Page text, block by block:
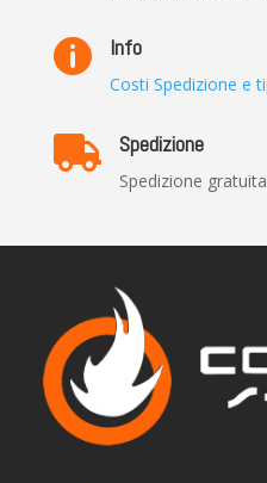
 Info
Costi Spedizione e
 Spedizione
Spedizione